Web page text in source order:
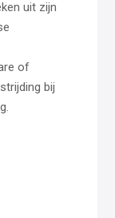
uit zijn
of
bij